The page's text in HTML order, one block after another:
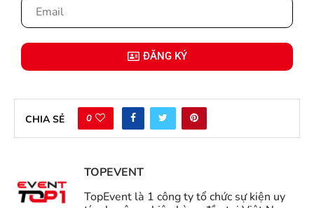
ĐĂNG KÝ
CHIA SẺ 0
TOPEVENT
TopEvent là 1 công ty tổ chức sự kiện uy